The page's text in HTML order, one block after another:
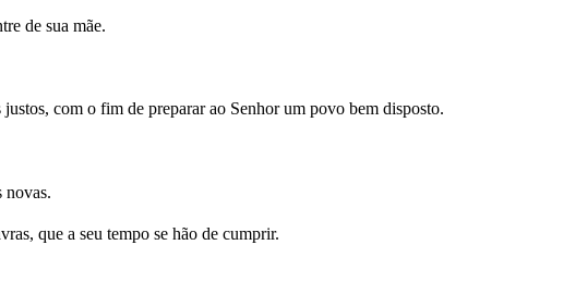
de sua mãe.
com o fim de preparar ao Senhor um povo bem disposto.
novas.
que a seu tempo se hão de cumprir.